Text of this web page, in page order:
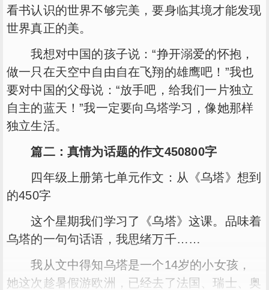
看书认识的世界不够完美，要身临其境才能发现
世界真正的美。
我想对中国的孩子说：“挣开溺爱的怀抱，
做一只在天空中自由自在飞翔的雄鹰吧！”我也
要对中国的父母说：“放手吧，给我们一片独立
自主的蓝天！”我一定要向乌塔学习，像她那样
独立生活。
篇二：真情为话题的作文450800字
四年级上册第七单元作文：从《乌塔》想到
的450字
这个星期我们学习了《乌塔》这课。品味着
乌塔的一句句话语，我思绪万千……
我从文中得知乌塔是一个14岁的小女孩，
她这次趁暑假游欧洲，已经去了法国、瑞士、奥